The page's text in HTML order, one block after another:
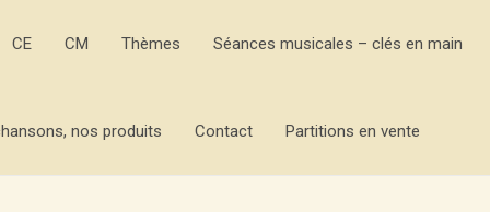
CE CM Thèmes Séances musicales – clés en main
nos produits Contact Partitions en vente